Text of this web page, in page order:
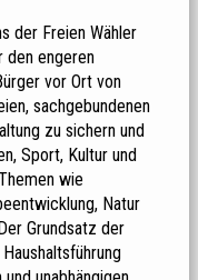
der Freien Wähler
den engeren
vor Ort von
sachgebundenen
zu sichern und
Sport, Kultur und
wie
Natur
Grundsatz der